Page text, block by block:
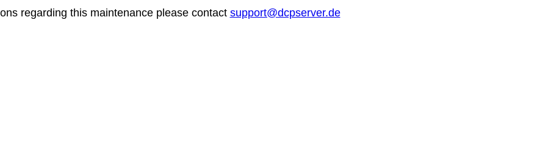
regarding this maintenance please contact support@dcpserver.de